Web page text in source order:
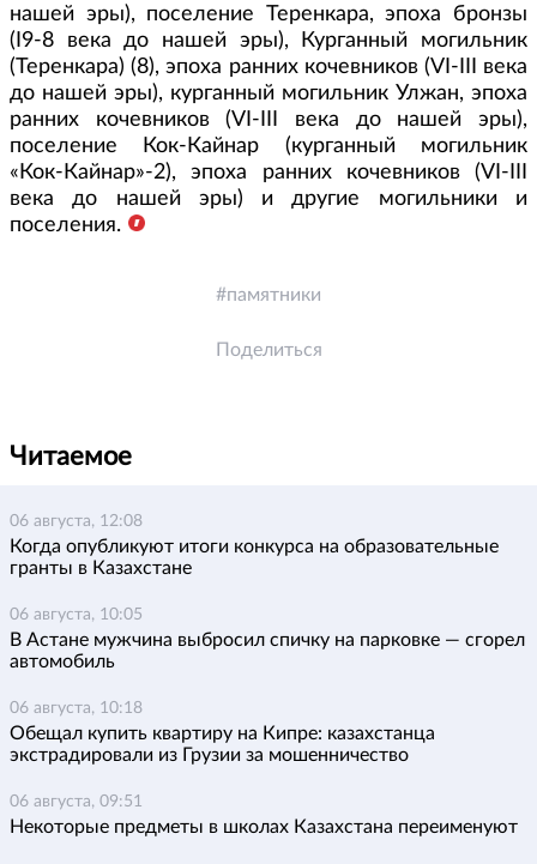
нашей эры), поселение Теренкара, эпоха бронзы
(I9-8 века до нашей эры), Курганный могильник
(Теренкара) (8), эпоха ранних кочевников (VI-III века
до нашей эры), курганный могильник Улжан, эпоха
ранних кочевников (VI-III века до нашей эры),
поселение Кок-Кайнар (курганный могильник
«Кок-Кайнар»-2), эпоха ранних кочевников (VI-III
века до нашей эры) и другие могильники и
поселения.
памятники
Поделиться
Читаемое
06 августа, 12:08
Когда опубликуют итоги конкурса на образовательные
гранты в Казахстане
06 августа, 10:05
В Астане мужчина выбросил спичку на парковке — сгорел
автомобиль
06 августа, 10:18
Обещал купить квартиру на Кипре: казахстанца
экстрадировали из Грузии за мошенничество
06 августа, 09:51
Некоторые предметы в школах Казахстана переименуют